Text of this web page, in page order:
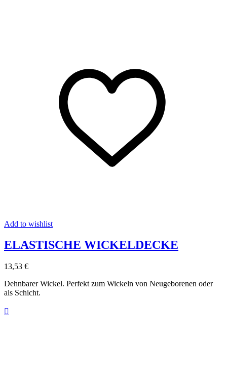
Add to wishlist
ELASTISCHE WICKELDECKE
13,53 €
Dehnbarer Wickel. Perfekt zum Wickeln von Neugeborenen oder
als Schicht.
